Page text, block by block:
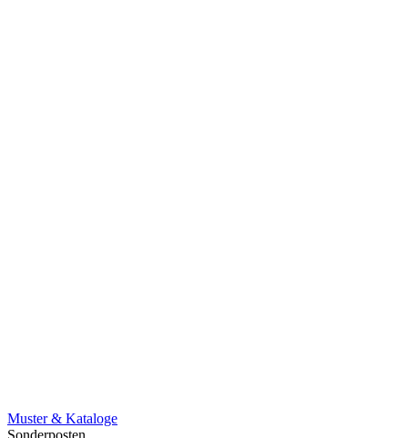
Muster & Kataloge
Sonderposten